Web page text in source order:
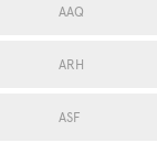
AAQ
ARH
ASF